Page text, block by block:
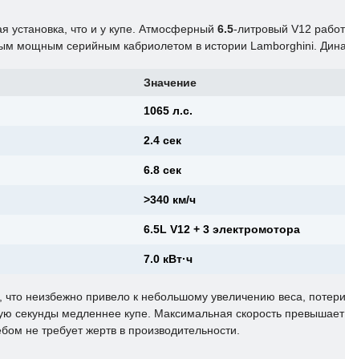
установка, что и у купе. Атмосферный 6.5-литровый V12
мощным серийным кабриолетом в истории Lamborghini.
Значение
1065 л.с.
2.4 сек
6.8 сек
>340 км/ч
6.5L V12 + 3 электромотора
7.0 кВт·ч
неизбежно привело к небольшому увеличению веса,
секунды медленнее купе. Максимальная скорость превышает
не требует жертв в производительности.